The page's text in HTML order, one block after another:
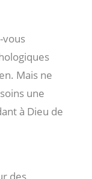
vous
Mais ne
une
à Dieu de